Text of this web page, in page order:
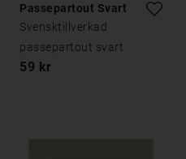
Passepartout Svart
Svensktillverkad
passepartout svart
59 kr